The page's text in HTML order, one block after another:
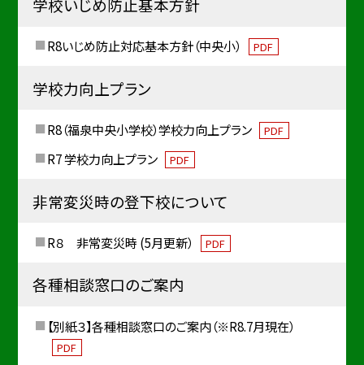
学校いじめ防止基本方針
R8いじめ防止対応基本方針（中央小） PDF
学校力向上プラン
R8（福泉中央小学校）学校力向上プラン PDF
R7 学校力向上プラン PDF
非常変災時の登下校について
R８ 非常変災時 (5月更新） PDF
各種相談窓口のご案内
【別紙３】各種相談窓口のご案内（※R8.7月現在）
PDF